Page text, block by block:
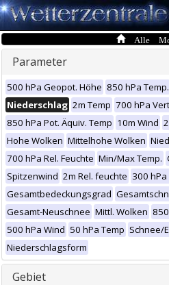
Alle
Parameter
500 hPa Geopot. Höhe 850 hPa Temp.
Niederschlag 2m Temp 700 hPa
850 hPa Pot. Äquiv. Temp 10m Wind
Hohe Wolken Mittelhohe Wolken
700 hPa Rel. Feuchte Min/Max Temp.
Spitzenwind 2m Rel. feuchte 300 hPa
Gesamtbedeckungsgrad
Gesamt-Neuschnee Mittl. Wolken
500 hPa Wind 50 hPa Temp Schnee/
Niederschlagsform
Gebiet